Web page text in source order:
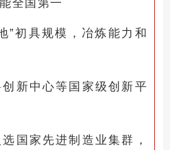
全国第一
”初具规模，冶炼能力和
新中心等国家级创新平
国家先进制造业集群，